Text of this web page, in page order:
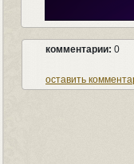
комментарии: 0
оставить